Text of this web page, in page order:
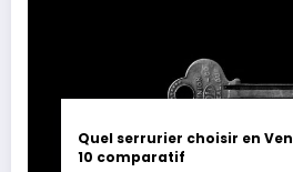
Quel serrurier choisir en
10 comparatif